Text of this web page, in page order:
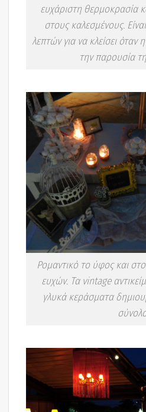
ευχάριστη θερμοκρασία
στους καλεσμένους.
λεπτών για να κλείσει όταν
την παρουσία
Ρομαντικό το ύφος και
ευχών. Τα vintage
γλυκά κεράσματα